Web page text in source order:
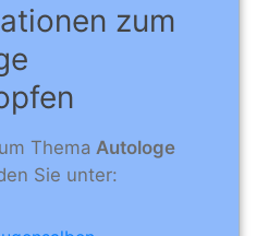
zum
Thema Autologe
Sie unter: